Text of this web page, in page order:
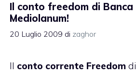
Il conto freedom di Banca
Mediolanum!
20 Luglio 2009 di zaghor
Il conto corrente Freedomdi